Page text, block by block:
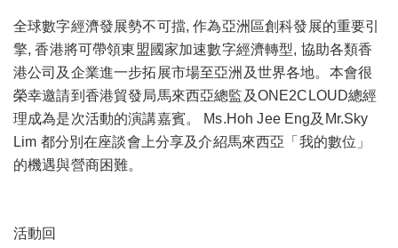
全球數字經濟發展勢不可擋, 作為亞洲區創科發展的重要引
擎, 香港將可帶領東盟國家加速數字經濟轉型, 協助各類香
港公司及企業進一步拓展市場至亞洲及世界各地。本會很
榮幸邀請到香港貿發局馬來西亞總監及ONE2CLOUD總經
理成為是次活動的演講嘉賓。 Ms.Hoh Jee Eng及Mr.Sky
Lim 都分別在座談會上分享及介紹馬來西亞「我的數位」
的機遇與營商困難。
活動回